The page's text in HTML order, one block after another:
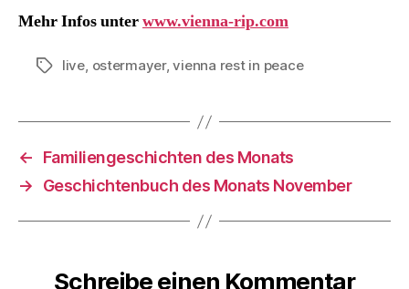
Mehr Infos unterwww.vienna-rip.com
Schlagwörter
live, ostermayer,vienna rest in peace
←
Familiengeschichten des Monats
→
Geschichtenbuch des Monats November
Schreibe einen Kommentar